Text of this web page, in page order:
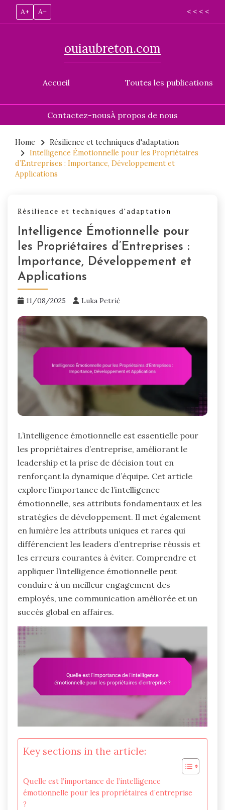
A+ A– < < < <
Accueil
ouiaubreton.com
Toutes les publications
Contactez-nousÀ propos de nous
content
Home
Résilience et techniques d'adaptation
Intelligence Émotionnelle pour les Propriétaires
d’Entreprises : Importance, Développement et
Applications
Résilience et techniques d'adaptation
Intelligence Émotionnelle pour
les Propriétaires d’Entreprises :
Importance, Développement et
Applications
11/08/2025 Luka Petrić
L’intelligence émotionnelle est essentielle pour
les propriétaires d’entreprise, améliorant le
leadership et la prise de décision tout en
renforçant la dynamique d’équipe. Cet article
explore l’importance de l’intelligence
émotionnelle, ses attributs fondamentaux et les
stratégies de développement. Il met également
en lumière les attributs uniques et rares qui
différencient les leaders d’entreprise réussis et
les erreurs courantes à éviter. Comprendre et
appliquer l’intelligence émotionnelle peut
conduire à un meilleur engagement des
employés, une communication améliorée et un
succès global en affaires.
Key sections in the article:
Quelle est l’importance de l’intelligence
émotionnelle pour les propriétaires d’entreprise
?